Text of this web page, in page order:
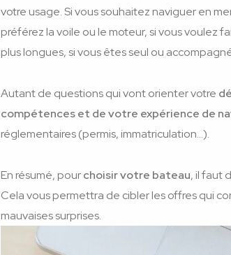
votre usage. Si vous souhaitez naviguer en
préférez la voile ou le moteur, si vous voulez
plus longues, si vous êtes seul ou
Autant de questions qui vont orienter votre
compétences et de votre expérience de
réglementaires (permis, immatriculation…).
En résumé, pourchoisir votre bateau, il faut
Cela vous permettra de cibler les offres qui
mauvaises surprises.